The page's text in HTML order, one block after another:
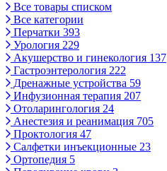
Все товары списком
Все категории
Перчатки 393
Урология 229
Акушерство и гинекология 137
Гастроэнтерология 222
Дренажные устройства 59
Инфузионная терапия 207
Отоларингология 24
Анестезия и реанимация 705
Проктология 47
Салфетки инъекционные 23
Ортопедия 5